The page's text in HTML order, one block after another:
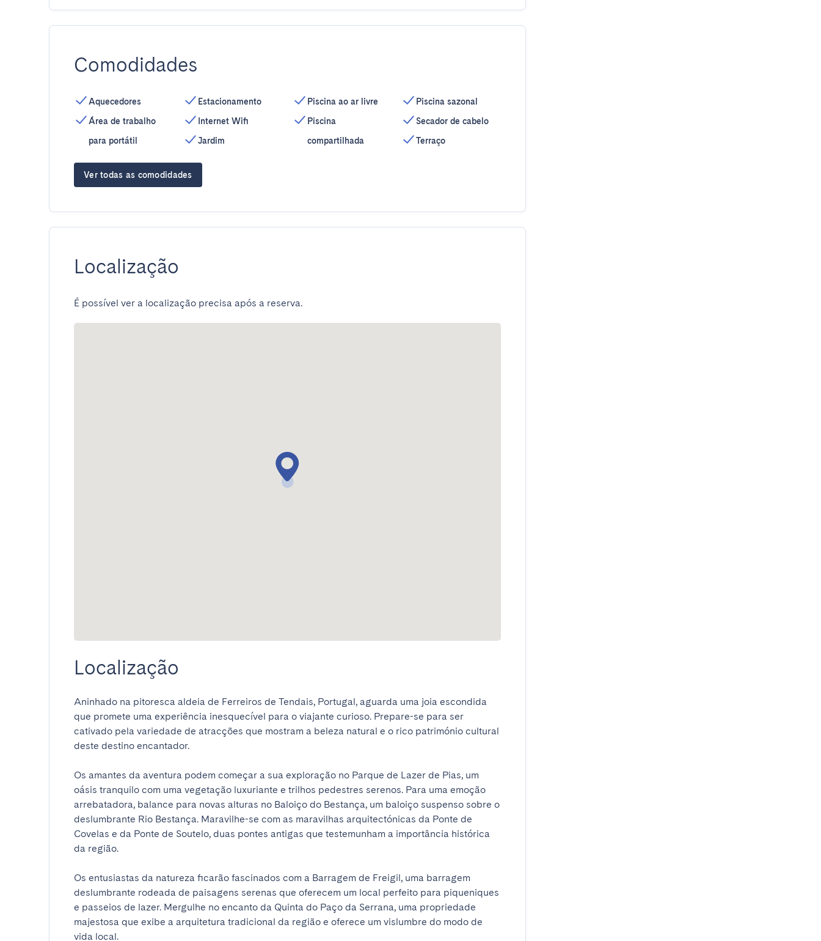
Comodidades
Aquecedores
Área de trabalho
para portátil
Estacionamento
Internet Wifi
Jardim
Piscina ao ar livre
Piscina
compartilhada
Piscina sazonal
Secador de cabelo
Terraço
Ver todas as comodidades
Localização
É possível ver a localização precisa após a reserva.
Localização
Aninhado na pitoresca aldeia de Ferreiros de Tendais, Portugal, aguarda uma joia escondida
que promete uma experiência inesquecível para o viajante curioso. Prepare-se para ser
cativado pela variedade de atracções que mostram a beleza natural e o rico património cultural
deste destino encantador.
Os amantes da aventura podem começar a sua exploração no Parque de Lazer de Pias, um
oásis tranquilo com uma vegetação luxuriante e trilhos pedestres serenos. Para uma emoção
arrebatadora, balance para novas alturas no Baloiço do Bestança, um baloiço suspenso sobre o
deslumbrante Rio Bestança. Maravilhe-se com as maravilhas arquitectónicas da Ponte de
Covelas e da Ponte de Soutelo, duas pontes antigas que testemunham a importância histórica
da região.
Os entusiastas da natureza ficarão fascinados com a Barragem de Freigil, uma barragem
deslumbrante rodeada de paisagens serenas que oferecem um local perfeito para piqueniques
e passeios de lazer. Mergulhe no encanto da Quinta do Paço da Serrana, uma propriedade
majestosa que exibe a arquitetura tradicional da região e oferece um vislumbre do modo de
vida local.